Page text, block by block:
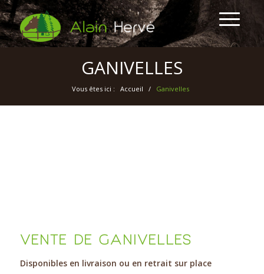
GANIVELLES
Vous êtes ici : Accueil / Ganivelles
VENTE DE GANIVELLES
Disponibles en livraison ou en retrait sur place